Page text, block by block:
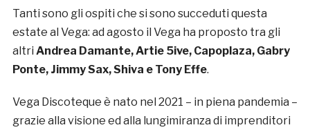
Tanti sono gli ospiti che si sono succeduti questa
estate al Vega: ad agosto il Vega ha proposto tra gli
altri Andrea Damante, Artie 5ive, Capoplaza, Gabry
Ponte, Jimmy Sax, Shiva e Tony Effe.
Vega Discoteque è nato nel 2021 – in piena pandemia –
grazie alla visione ed alla lungimiranza di imprenditori